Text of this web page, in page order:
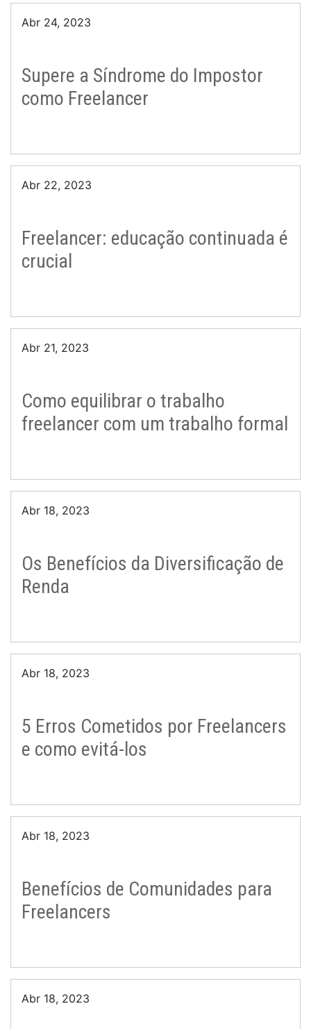
Abr 24, 2023
Supere a Síndrome do Impostor
como Freelancer
Abr 22, 2023
Freelancer: educação continuada é
crucial
Abr 21, 2023
Como equilibrar o trabalho
freelancer com um trabalho formal
Abr 18, 2023
Os Benefícios da Diversificação de
Renda
Abr 18, 2023
5 Erros Cometidos por Freelancers
e como evitá-los
Abr 18, 2023
Benefícios de Comunidades para
Freelancers
Abr 18, 2023